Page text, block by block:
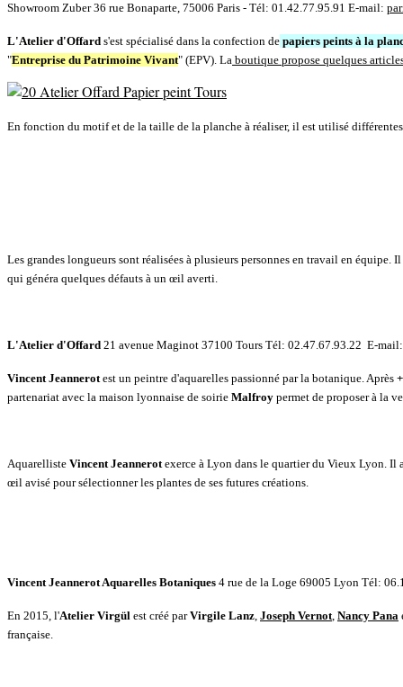
Showroom Zuber 36 rue Bonaparte, 75006 Paris - Tél: 01.42.77.95.91 E-mail:
L'Atelier d'Offard s'est spécialisé dans la confection de papiers peints à la
"Entreprise du Patrimoine Vivant" (EPV). La boutique propose quelques
En fonction du motif et de la taille de la planche à réaliser, il est utilisé
Les grandes longueurs sont réalisées à plusieurs personnes en travail en
qui généra quelques défauts à un œil averti.
L'Atelier d'Offard 21 avenue Maginot 37100 Tours Tél: 02.47.67.93.22 E-
Vincent Jeannerotest un peintre d'aquarelles passionné par la botanique. Après
partenariat avec la maison lyonnaise de soirie Malfroy permet de proposer à la
Aquarelliste Vincent Jeannerotexerce à Lyon dans le quartier du Vieux Lyon. Il
œil avisé pour sélectionner les plantes de ses futures créations.
Vincent Jeannerot Aquarelles Botaniques 4 rue de la Loge 69005 Lyon Tél:
En 2015, l'Atelier Virgül est créé parVirgile Lanz, Joseph Vernot, Nancy Pana
française.